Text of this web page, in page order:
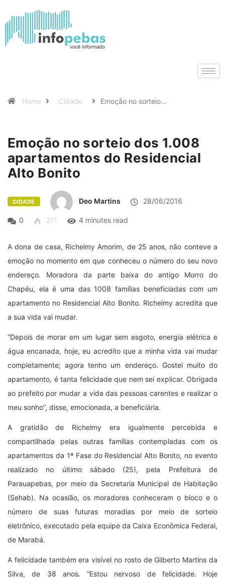
Home Cidade Emoção no sorteio…
Emoção no sorteio dos 1.008
apartamentos do Residencial
Alto Bonito
CIDADE Deo Martins 28/06/2016
0 211 4 minutes read
A dona de casa, Richelmy Amorim, de 25 anos, não conteve a
emoção no momento em que conheceu o número do seu novo
endereço. Moradora da parte baixa do antigo Morro do
Chapéu, ela é uma das 1008 famílias beneficiadas com um
apartamento no Residencial Alto Bonito. Richelmy acredita que
a sua vida vai mudar.
“Depois de morar em um lugar sem esgoto, energia elétrica e
água encanada, hoje, eu acredito que a minha vida vai mudar
completamente; agora tenho um endereço. Gostei muito do
apartamento, é tanta felicidade que nem sei explicar. Obrigada
ao prefeito por mudar a vida das pessoas carentes e realizar o
meu sonho”, disse, emocionada, a beneficiária.
A gratidão de Richelmy era igualmente percebida e
compartilhada pelas outras famílias contempladas com os
apartamentos da 1ª Fase do Residencial Alto Bonito, no evento
realizado no último sábado (25), pela Prefeitura de
Parauapebas, por meio da Secretaria Municipal de Habitação
(Sehab). Na ocasião, os moradores conheceram o bloco e o
número de suas futuras moradias por meio de sorteio
eletrônico, executado pela equipe da Caixa Econômica Federal,
de Marabá.
A felicidade também era visível no rosto de Gilberto Martins da
Silva, de 38 anos. “Estou nervoso de felicidade. Hoje